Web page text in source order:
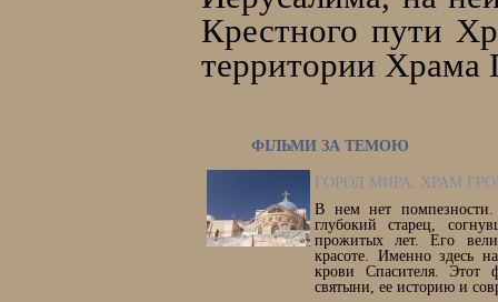
Крестного пути
территории Храма
ФІЛЬМИ ЗА ТЕМОЮ
ГОРОД МИРА. ХРАМ
В нем нет
глубокий старец,
прожитых лет. Его
красоте. Именно здесь
крови Спасителя. Этот
святыни, ее историю и